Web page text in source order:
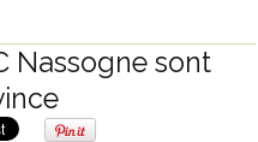
Nassogne sont